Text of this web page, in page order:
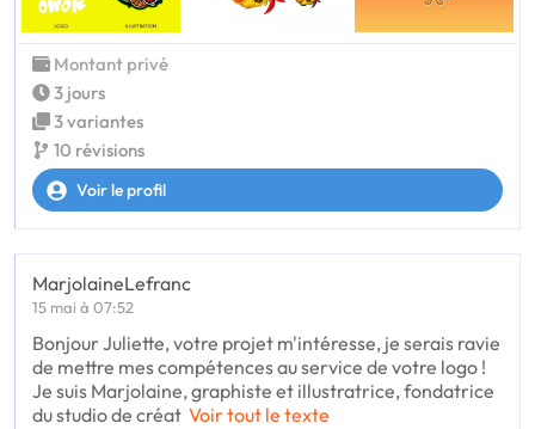
Montant privé
3 jours
3 variantes
10 révisions
Voir le profil
MarjolaineLefranc
15 mai à 07:52
Bonjour Juliette, votre projet m'intéresse, je serais ravie
de mettre mes compétences au service de votre logo !
Je suis Marjolaine, graphiste et illustratrice, fondatrice
du studio de créat Voir tout le texte